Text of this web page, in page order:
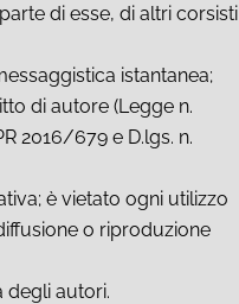
di esse, di altri corsisti
istantanea;
di autore (Legge n.
2016/679 e D.lgs. n.
è vietato ogni utilizzo
o riproduzione
degli autori.